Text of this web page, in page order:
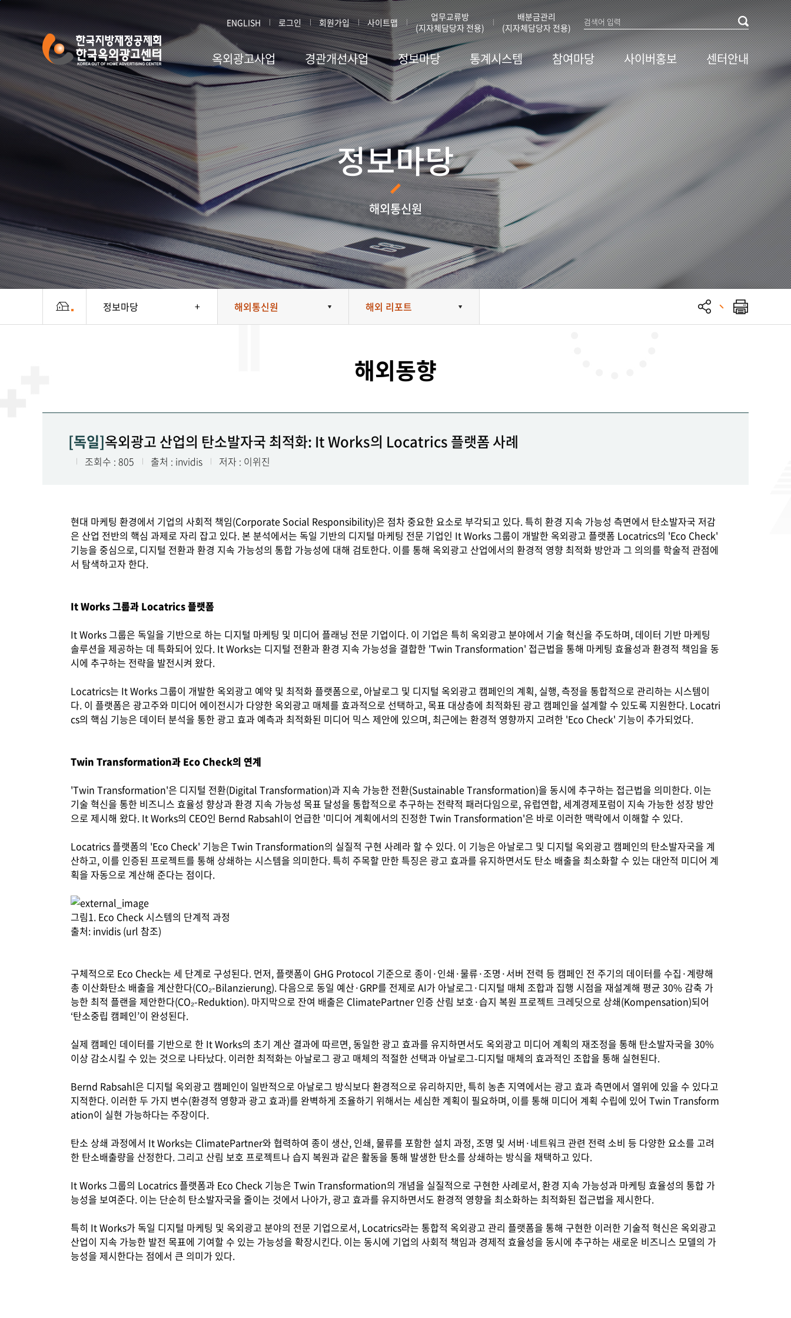
본문 바로가기
ENGLISH 로그인 회원가입 사이트맵
업무교류방
(지자체담당자 전용)
배분금관리
(지자체담당자 전용)
옥외광고사업 경관개선사업 정보마당 통계시스템 참여마당 사이버홍보 센터안내
정보마당
해외통신원
정보마당 해외통신원 해외 리포트
해외동향
[독일]옥외광고 산업의 탄소발자국 최적화: It Works의 Locatrics 플랫폼 사례
조회수 : 805 출처 : invidis 저자 : 이위진
현대 마케팅 환경에서 기업의 사회적 책임(Corporate Social Responsibility)은 점차 중요한 요소로 부각되고 있다. 특히 환경 지속 가능성 측면에서 탄소발자국 저감
은 산업 전반의 핵심 과제로 자리 잡고 있다. 본 분석에서는 독일 기반의 디지털 마케팅 전문 기업인 It Works 그룹이 개발한 옥외광고 플랫폼 Locatrics의 'Eco Check'
기능을 중심으로, 디지털 전환과 환경 지속 가능성의 통합 가능성에 대해 검토한다. 이를 통해 옥외광고 산업에서의 환경적 영향 최적화 방안과 그 의의를 학술적 관점에
서 탐색하고자 한다.
It Works 그룹과 Locatrics 플랫폼
It Works 그룹은 독일을 기반으로 하는 디지털 마케팅 및 미디어 플래닝 전문 기업이다. 이 기업은 특히 옥외광고 분야에서 기술 혁신을 주도하며, 데이터 기반 마케팅
솔루션을 제공하는 데 특화되어 있다. It Works는 디지털 전환과 환경 지속 가능성을 결합한 'Twin Transformation' 접근법을 통해 마케팅 효율성과 환경적 책임을 동
시에 추구하는 전략을 발전시켜 왔다.
Locatrics는 It Works 그룹이 개발한 옥외광고 예약 및 최적화 플랫폼으로, 아날로그 및 디지털 옥외광고 캠페인의 계획, 실행, 측정을 통합적으로 관리하는 시스템이
다. 이 플랫폼은 광고주와 미디어 에이전시가 다양한 옥외광고 매체를 효과적으로 선택하고, 목표 대상층에 최적화된 광고 캠페인을 설계할 수 있도록 지원한다. Locatri
cs의 핵심 기능은 데이터 분석을 통한 광고 효과 예측과 최적화된 미디어 믹스 제안에 있으며, 최근에는 환경적 영향까지 고려한 'Eco Check' 기능이 추가되었다.
Twin Transformation과 Eco Check의 연계
'Twin Transformation'은 디지털 전환(Digital Transformation)과 지속 가능한 전환(Sustainable Transformation)을 동시에 추구하는 접근법을 의미한다. 이는
기술 혁신을 통한 비즈니스 효율성 향상과 환경 지속 가능성 목표 달성을 통합적으로 추구하는 전략적 패러다임으로, 유럽연합, 세계경제포럼이 지속 가능한 성장 방안
으로 제시해 왔다. It Works의 CEO인 Bernd Rabsahl이 언급한 '미디어 계획에서의 진정한 Twin Transformation'은 바로 이러한 맥락에서 이해할 수 있다.
Locatrics 플랫폼의 'Eco Check' 기능은 Twin Transformation의 실질적 구현 사례라 할 수 있다. 이 기능은 아날로그 및 디지털 옥외광고 캠페인의 탄소발자국을 계
산하고, 이를 인증된 프로젝트를 통해 상쇄하는 시스템을 의미한다. 특히 주목할 만한 특징은 광고 효과를 유지하면서도 탄소 배출을 최소화할 수 있는 대안적 미디어 계
획을 자동으로 계산해 준다는 점이다.
그림1. Eco Check 시스템의 단계적 과정
출처: invidis (url 참조)
구체적으로 Eco Check는 세 단계로 구성된다. 먼저, 플랫폼이 GHG Protocol 기준으로 종이·인쇄·물류·조명·서버 전력 등 캠페인 전 주기의 데이터를 수집·계량해
총 이산화탄소 배출을 계산한다(CO₂-Bilanzierung). 다음으로 동일 예산·GRP를 전제로 AI가 아날로그·디지털 매체 조합과 집행 시점을 재설계해 평균 30% 감축 가
능한 최적 플랜을 제안한다(CO₂-Reduktion). 마지막으로 잔여 배출은 ClimatePartner 인증 산림 보호·습지 복원 프로젝트 크레딧으로 상쇄(Kompensation)되어
‘탄소중립 캠페인’이 완성된다.
실제 캠페인 데이터를 기반으로 한 It Works의 초기 계산 결과에 따르면, 동일한 광고 효과를 유지하면서도 옥외광고 미디어 계획의 재조정을 통해 탄소발자국을 30%
이상 감소시킬 수 있는 것으로 나타났다. 이러한 최적화는 아날로그 광고 매체의 적절한 선택과 아날로그-디지털 매체의 효과적인 조합을 통해 실현된다.
Bernd Rabsahl은 디지털 옥외광고 캠페인이 일반적으로 아날로그 방식보다 환경적으로 유리하지만, 특히 농촌 지역에서는 광고 효과 측면에서 열위에 있을 수 있다고
지적한다. 이러한 두 가지 변수(환경적 영향과 광고 효과)를 완벽하게 조율하기 위해서는 세심한 계획이 필요하며, 이를 통해 미디어 계획 수립에 있어 Twin Transform
ation이 실현 가능하다는 주장이다.
탄소 상쇄 과정에서 It Works는 ClimatePartner와 협력하여 종이 생산, 인쇄, 물류를 포함한 설치 과정, 조명 및 서버·네트워크 관련 전력 소비 등 다양한 요소를 고려
한 탄소배출량을 산정한다. 그리고 산림 보호 프로젝트나 습지 복원과 같은 활동을 통해 발생한 탄소를 상쇄하는 방식을 채택하고 있다.
It Works 그룹의 Locatrics 플랫폼과 Eco Check 기능은 Twin Transformation의 개념을 실질적으로 구현한 사례로서, 환경 지속 가능성과 마케팅 효율성의 통합 가
능성을 보여준다. 이는 단순히 탄소발자국을 줄이는 것에서 나아가, 광고 효과를 유지하면서도 환경적 영향을 최소화하는 최적화된 접근법을 제시한다.
특히 It Works가 독일 디지털 마케팅 및 옥외광고 분야의 전문 기업으로서, Locatrics라는 통합적 옥외광고 관리 플랫폼을 통해 구현한 이러한 기술적 혁신은 옥외광고
산업이 지속 가능한 발전 목표에 기여할 수 있는 가능성을 확장시킨다. 이는 동시에 기업의 사회적 책임과 경제적 효율성을 동시에 추구하는 새로운 비즈니스 모델의 가
능성을 제시한다는 점에서 큰 의미가 있다.